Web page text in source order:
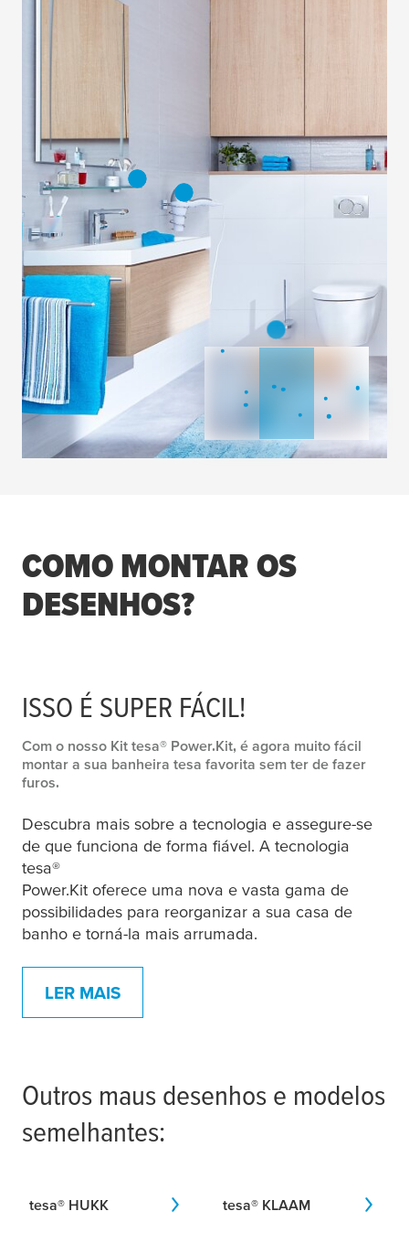
COMO MONTAR OS
DESENHOS?
ISSO É SUPER FÁCIL!
Com o nosso Kit tesa® Power.Kit, é agora muito fácil
montar a sua banheira tesa favorita sem ter de fazer
furos.
Descubra mais sobre a tecnologia e assegure-se
de que funciona de forma fiável. A tecnologia
tesa®
Power.Kit oferece uma nova e vasta gama de
possibilidades para reorganizar a sua casa de
banho e torná-la mais arrumada.
LER MAIS
Outros maus desenhos e modelos
semelhantes:
tesa® HUKK tesa® KLAAM